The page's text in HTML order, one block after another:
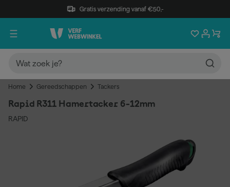
Gratis verzending vanaf €50,-
Home Gereedschappen Tackers
Rapid R311 Hamertacker 6-12mm
RAPID